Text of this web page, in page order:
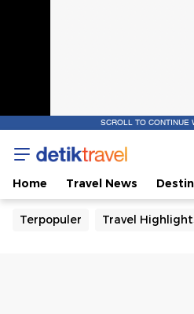
SCROLL TO CONTINUE
Home Travel News
Terpopuler Travel